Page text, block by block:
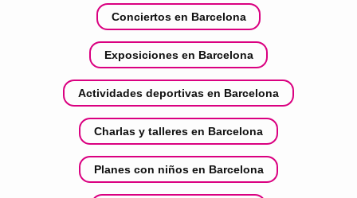
Conciertos en Barcelona
Exposiciones en Barcelona
Actividades deportivas en Barcelona
Charlas y talleres en Barcelona
Planes con niños en Barcelona